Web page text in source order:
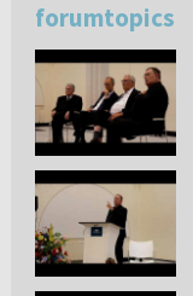
forumtopics